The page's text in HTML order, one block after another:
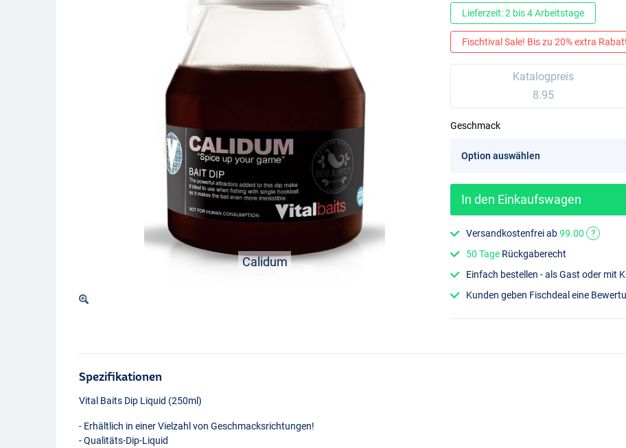
Calidum
Lieferzeit: 2 bis 4 Arbeitstage
Fischtival Sale! Bis zu 20% extra
Katalogpreis
8.95
Geschmack
In den Einkaufswagen
Versandkostenfrei ab99.00
?
50 Tage Rückgaberecht
Einfach bestellen - als Gast oder mit
Kunden geben Fischdeal eine
Spezifikationen
Vital Baits Dip Liquid (250ml)
- Erhältlich in einer Vielzahl von Geschmacksrichtungen!
- Qualitäts-Dip-Liquid